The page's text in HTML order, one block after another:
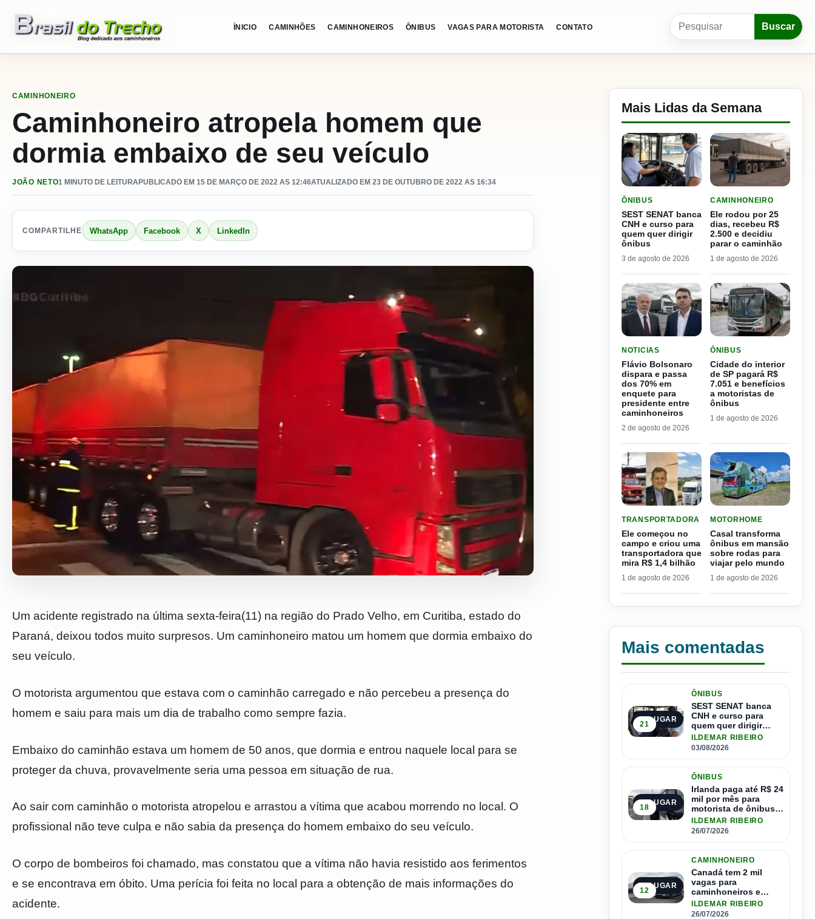
ÍNICIO CAMINHÕES CAMINHONEIROS ÔNIBUS VAGAS PARA MOTORISTA CONTATO
Pesquisar por:
Buscar
CAMINHONEIRO
Caminhoneiro atropela homem que
dormia embaixo de seu veículo
JOÃO NETO1 MINUTO DE LEITURAPUBLICADO EM 15 DE MARÇO DE 2022 AS 12:46ATUALIZADO EM 23 DE OUTUBRO DE 2022 AS 16:34
COMPARTILHE WhatsApp Facebook X LinkedIn
Um acidente registrado na última sexta-feira(11) na região do Prado Velho, em Curitiba, estado do
Paraná, deixou todos muito surpresos. Um caminhoneiro matou um homem que dormia embaixo do
seu veículo.
O motorista argumentou que estava com o caminhão carregado e não percebeu a presença do
homem e saiu para mais um dia de trabalho como sempre fazia.
Embaixo do caminhão estava um homem de 50 anos, que dormia e entrou naquele local para se
proteger da chuva, provavelmente seria uma pessoa em situação de rua.
Ao sair com caminhão o motorista atropelou e arrastou a vítima que acabou morrendo no local. O
profissional não teve culpa e não sabia da presença do homem embaixo do seu veículo.
O corpo de bombeiros foi chamado, mas constatou que a vítima não havia resistido aos ferimentos
e se encontrava em óbito. Uma perícia foi feita no local para a obtenção de mais informações do
acidente.
Mais Lidas da Semana
ÔNIBUS
SEST SENAT banca
CNH e curso para
quem quer dirigir
ônibus
3 de agosto de 2026
CAMINHONEIRO
Ele rodou por 25
dias, recebeu R$
2.500 e decidiu
parar o caminhão
1 de agosto de 2026
NOTICIAS
Flávio Bolsonaro
dispara e passa
dos 70% em
enquete para
presidente entre
caminhoneiros
2 de agosto de 2026
ÔNIBUS
Cidade do interior
de SP pagará R$
7.051 e benefícios
a motoristas de
ônibus
1 de agosto de 2026
TRANSPORTADORA
Ele começou no
campo e criou uma
transportadora que
mira R$ 1,4 bilhão
1 de agosto de 2026
MOTORHOME
Casal transforma
ônibus em mansão
sobre rodas para
viajar pelo mundo
1 de agosto de 2026
Mais comentadas
1º LUGAR
21
ÔNIBUS
SEST SENAT banca
CNH e curso para
quem quer dirigir
ônibus
ILDEMAR RIBEIRO
03/08/2026
2º LUGAR
18
ÔNIBUS
Irlanda paga até R$ 24
mil por mês para
motorista de ônibus e
pode contratar até
1.500 motoristas
ILDEMAR RIBEIRO
26/07/2026
3º LUGAR
12
CAMINHONEIRO
Canadá tem 2 mil
vagas para
caminhoneiros e
salário de até R$ 24
mil por mês
ILDEMAR RIBEIRO
26/07/2026